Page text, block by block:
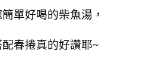
單好喝的柴魚湯，
春捲真的好讚耶~